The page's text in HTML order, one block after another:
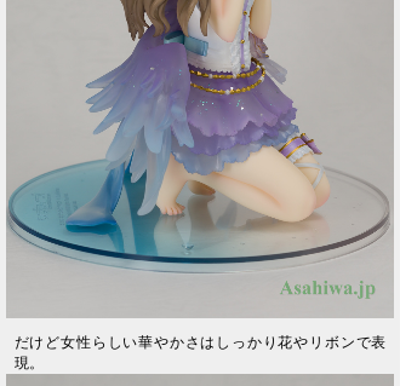
だけど女性らしい華やかさはしっかり花やリボンで表
現。